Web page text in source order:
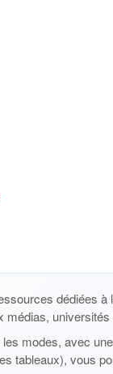
dédiées
modes, avec
tableaux), vous